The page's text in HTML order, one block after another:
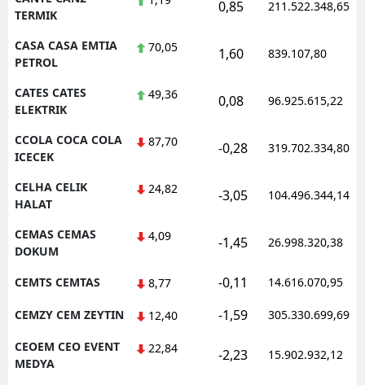
TERMIK
0,85 211.522.348,65
CASA CASA EMTIA
PETROL
70,05 1,60 839.107,80
CATES CATES
ELEKTRIK
49,36 0,08 96.925.615,22
CCOLA COCA COLA
ICECEK
87,70 -0,28 319.702.334,80
CELHA CELIK
HALAT
24,82 -3,05 104.496.344,14
CEMAS CEMAS
DOKUM
4,09 -1,45 26.998.320,38
CEMTS CEMTAS 8,77 -0,11 14.616.070,95
CEMZY CEM ZEYTIN 12,40 -1,59 305.330.699,69
CEOEM CEO EVENT
MEDYA
22,84 -2,23 15.902.932,12